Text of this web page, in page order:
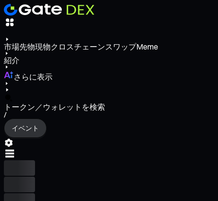
市場先物現物クロスチェーンスワップMeme
紹介
さらに表示
トークン／ウォレットを検索
/
イベント